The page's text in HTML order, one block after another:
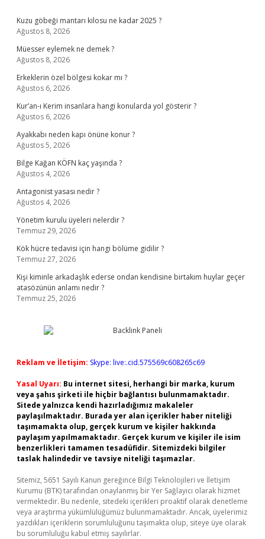
Kuzu göbeği mantarı kilosu ne kadar 2025 ?
Ağustos 8, 2026
Müesser eylemek ne demek ?
Ağustos 8, 2026
Erkeklerin özel bölgesi kokar mı ?
Ağustos 6, 2026
Kur’an-ı Kerim insanlara hangi konularda yol gösterir ?
Ağustos 6, 2026
Ayakkabı neden kapı önüne konur ?
Ağustos 5, 2026
Bilge Kağan KÖFN kaç yaşında ?
Ağustos 4, 2026
Antagonist yasası nedir ?
Ağustos 4, 2026
Yönetim kurulu üyeleri nelerdir ?
Temmuz 29, 2026
Kök hücre tedavisi için hangi bölüme gidilir ?
Temmuz 27, 2026
Kişi kiminle arkadaşlık ederse ondan kendisine birtakım huylar geçer
atasözünün anlamı nedir ?
Temmuz 25, 2026
Reklam ve İletişim: Skype: live:.cid.575569c608265c69
Yasal Uyarı: Bu internet sitesi, herhangi bir marka, kurum
veya şahıs şirketi ile hiçbir bağlantısı bulunmamaktadır.
Sitede yalnızca kendi hazırladığımız makaleler
paylaşılmaktadır. Burada yer alan içerikler haber niteliği
taşımamakta olup, gerçek kurum ve kişiler hakkında
paylaşım yapılmamaktadır. Gerçek kurum ve kişiler ile isim
benzerlikleri tamamen tesadüfidir. Sitemizdeki bilgiler
taslak halindedir ve tavsiye niteliği taşımazlar.
Sitemiz, 5651 Sayılı Kanun gereğince Bilgi Teknolojileri ve İletişim
Kurumu (BTK) tarafından onaylanmış bir Yer Sağlayıcı olarak hizmet
vermektedir. Bu nedenle, sitedeki içerikleri proaktif olarak denetleme
veya araştırma yükümlülüğümüz bulunmamaktadır. Ancak, üyelerimiz
yazdıkları içeriklerin sorumluluğunu taşımakta olup, siteye üye olarak
bu sorumluluğu kabul etmiş sayılırlar.